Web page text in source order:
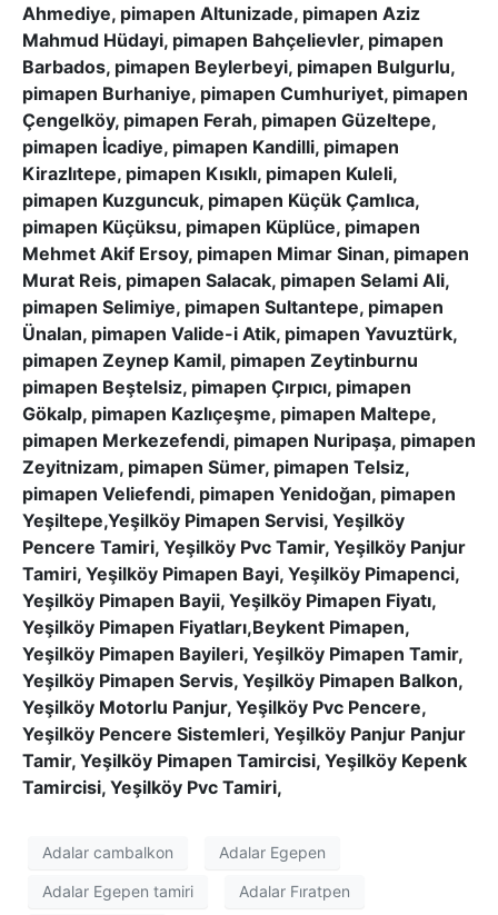
Ahmediye, pimapen Altunizade, pimapen Aziz
Mahmud Hüdayi, pimapen Bahçelievler, pimapen
Barbados, pimapen Beylerbeyi, pimapen Bulgurlu,
pimapen Burhaniye, pimapen Cumhuriyet, pimapen
Çengelköy, pimapen Ferah, pimapen Güzeltepe,
pimapen İcadiye, pimapen Kandilli, pimapen
Kirazlıtepe, pimapen Kısıklı, pimapen Kuleli,
pimapen Kuzguncuk, pimapen Küçük Çamlıca,
pimapen Küçüksu, pimapen Küplüce, pimapen
Mehmet Akif Ersoy, pimapen Mimar Sinan, pimapen
Murat Reis, pimapen Salacak, pimapen Selami Ali,
pimapen Selimiye, pimapen Sultantepe, pimapen
Ünalan, pimapen Valide-i Atik, pimapen Yavuztürk,
pimapen Zeynep Kamil, pimapen Zeytinburnu
pimapen Beştelsiz, pimapen Çırpıcı, pimapen
Gökalp, pimapen Kazlıçeşme, pimapen Maltepe,
pimapen Merkezefendi, pimapen Nuripaşa, pimapen
Zeyitnizam, pimapen Sümer, pimapen Telsiz,
pimapen Veliefendi, pimapen Yenidoğan, pimapen
Yeşiltepe,Yeşilköy Pimapen Servisi, Yeşilköy
Pencere Tamiri, Yeşilköy Pvc Tamir, Yeşilköy Panjur
Tamiri, Yeşilköy Pimapen Bayi, Yeşilköy Pimapenci,
Yeşilköy Pimapen Bayii, Yeşilköy Pimapen Fiyatı,
Yeşilköy Pimapen Fiyatları,Beykent Pimapen,
Yeşilköy Pimapen Bayileri, Yeşilköy Pimapen Tamir,
Yeşilköy Pimapen Servis, Yeşilköy Pimapen Balkon,
Yeşilköy Motorlu Panjur, Yeşilköy Pvc Pencere,
Yeşilköy Pencere Sistemleri, Yeşilköy Panjur Panjur
Tamir, Yeşilköy Pimapen Tamircisi, Yeşilköy Kepenk
Tamircisi, Yeşilköy Pvc Tamiri,
Adalar cambalkon Adalar Egepen
Adalar Egepen tamiri Adalar Fıratpen